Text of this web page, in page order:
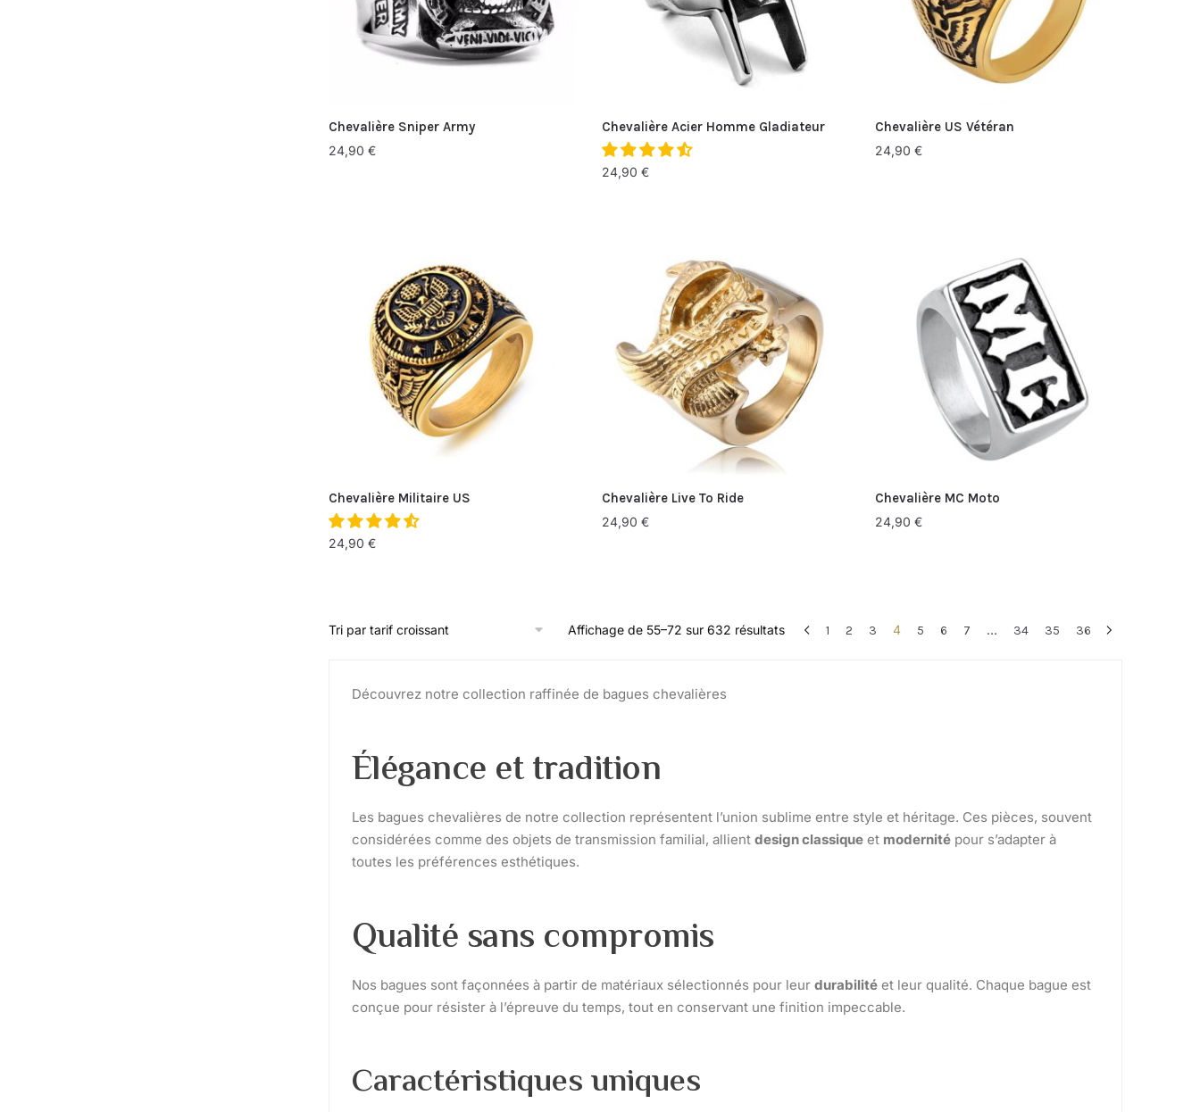
Chevalière Sniper Army
24,90 €
Chevalière Acier Homme Gladiateur
24,90 €
Chevalière US Vétéran
24,90€
Chevalière Militaire US
24,90 €
Chevalière Live To Ride
24,90 €
Chevalière MC Moto
24,90€
Affichage de 55–72 sur 632 résultats 1 2 3 4 5 6 7 … 34 35 36
Découvrez notre collection raffinée de bagues chevalières
Élégance et tradition
Les bagues chevalières de notre collection représentent l’union sublime entre style et héritage. Ces pièces, souvent
considérées comme des objets de transmission familial, allient design classiqueet modernitépour s’adapter à
toutes les préférences esthétiques.
Qualité sans compromis
Nos bagues sont façonnées à partir de matériaux sélectionnés pour leur durabilitéet leur qualité. Chaque bague est
conçue pour résister à l’épreuve du temps, tout en conservant une finition impeccable.
Caractéristiques uniques